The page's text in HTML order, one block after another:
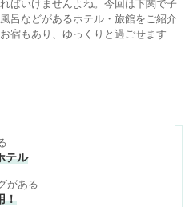
ばいけませんよね。今回は下関で子
呂などがあるホテル・旅館をご紹介
宿もあり、ゆっくりと過ごせます
テル
がある
！